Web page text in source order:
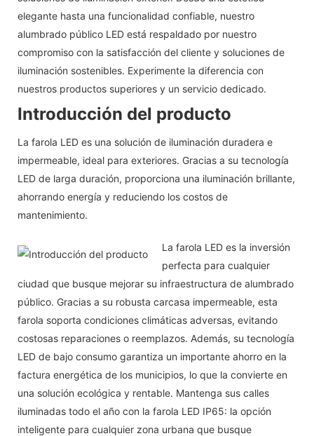
elegante hasta una funcionalidad confiable, nuestro
alumbrado público LED está respaldado por nuestro
compromiso con la satisfacción del cliente y soluciones de
iluminación sostenibles. Experimente la diferencia con
nuestros productos superiores y un servicio dedicado.
Introducción del producto
La farola LED es una solución de iluminación duradera e
impermeable, ideal para exteriores. Gracias a su tecnología
LED de larga duración, proporciona una iluminación brillante,
ahorrando energía y reduciendo los costos de
mantenimiento.
La farola LED es la inversión
perfecta para cualquier
ciudad que busque mejorar su infraestructura de alumbrado
público. Gracias a su robusta carcasa impermeable, esta
farola soporta condiciones climáticas adversas, evitando
costosas reparaciones o reemplazos. Además, su tecnología
LED de bajo consumo garantiza un importante ahorro en la
factura energética de los municipios, lo que la convierte en
una solución ecológica y rentable. Mantenga sus calles
iluminadas todo el año con la farola LED IP65: la opción
inteligente para cualquier zona urbana que busque